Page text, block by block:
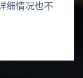
细情况也不